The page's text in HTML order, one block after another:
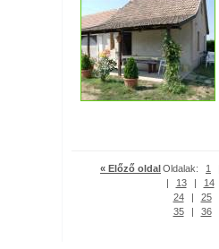
« Előző oldalOldalak: 1
|
13 | 14
24
| 25
35
| 36